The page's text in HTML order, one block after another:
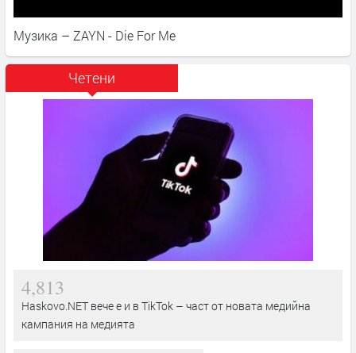
Музика – ZAYN - Die For Me
Четени
4,813
Haskovo.NET вече е и в TikTok – част от новата медийна
кампания на медията